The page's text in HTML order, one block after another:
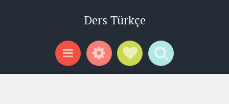
Ders Türkçe
Menu WidgetsSocial Links
Search